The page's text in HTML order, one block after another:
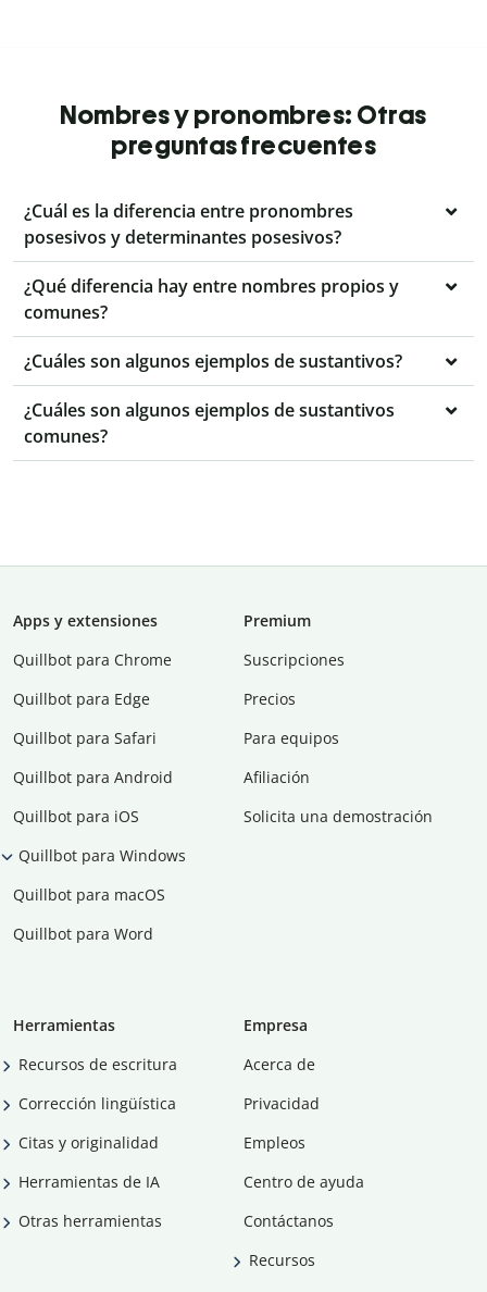
Nombres y pronombres: Otras
preguntas frecuentes
¿Cuál es la diferencia entre pronombres
posesivos y determinantes posesivos?
¿Qué diferencia hay entre nombres propios y
comunes?
¿Cuáles son algunos ejemplos de sustantivos?
¿Cuáles son algunos ejemplos de sustantivos
comunes?
Apps y extensiones
Quillbot para Chrome
Quillbot para Edge
Quillbot para Safari
Quillbot para Android
Quillbot para iOS
Quillbot para Windows
Quillbot para macOS
Quillbot para Word
Premium
Suscripciones
Precios
Para equipos
Afiliación
Solicita una demostración
Herramientas
Recursos de escritura
Corrección lingüística
Citas y originalidad
Herramientas de IA
Otras herramientas
Empresa
Acerca de
Privacidad
Empleos
Centro de ayuda
Contáctanos
Recursos